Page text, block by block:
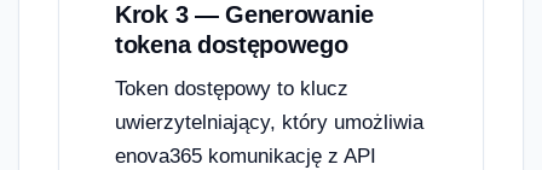
Krok 3 — Generowanie
tokena dostępowego
Token dostępowy to klucz
uwierzytelniający, który umożliwia
enova365 komunikację z API